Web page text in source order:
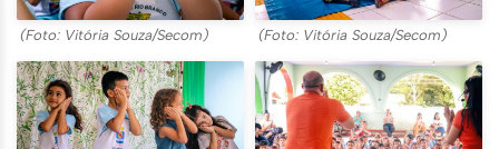
(Foto: Vitória Souza/Secom) (Foto: Vitória Souza/Secom)